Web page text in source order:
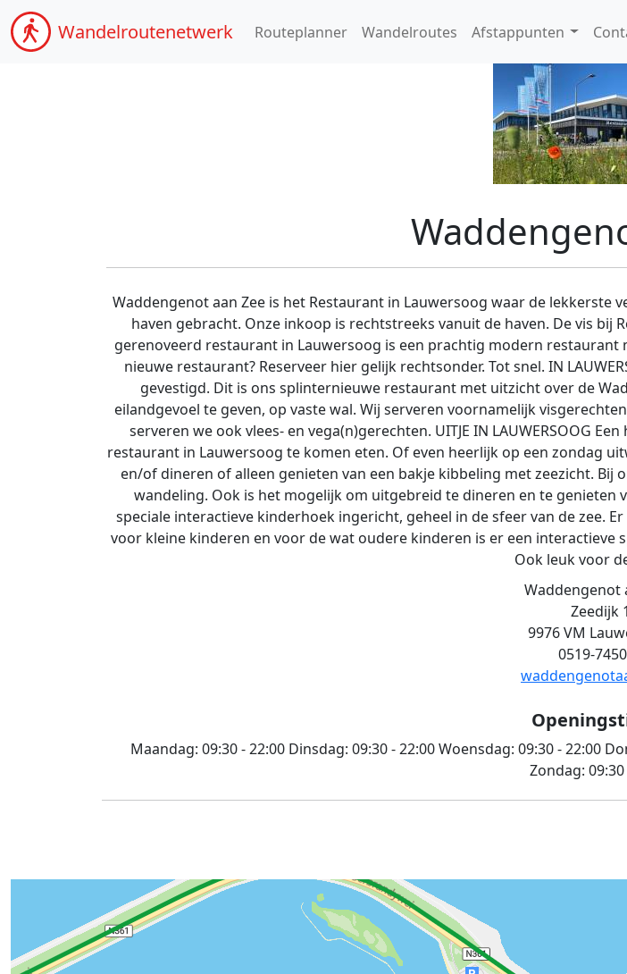
Wandelroutenetwerk Routeplanner Wandelroutes Afstappunten
Waddengenot aan Zee is het Restaurant in Lauwersoog waar de lekkerste
haven gebracht. Onze inkoop is rechtstreeks vanuit de haven. De vis bij
gerenoveerd restaurant in Lauwersoog is een prachtig modern
nieuwe restaurant? Reserveer hier gelijk rechtsonder. Tot snel. IN
gevestigd. Dit is ons splinternieuwe restaurant met uitzicht over de
eilandgevoel te geven, op vaste wal. Wij serveren voornamelijk
serveren we ook vlees- en vega(n)gerechten. UITJE IN LAUWERSOOG
restaurant in Lauwersoog te komen eten. Of even heerlijk op een zondag
en/of dineren of alleen genieten van een bakje kibbeling met zeezicht.
wandeling. Ook is het mogelijk om uitgebreid te dineren en te genieten
speciale interactieve kinderhoek ingericht, geheel in de sfeer van de zee.
voor kleine kinderen en voor de wat oudere kinderen is er een
Ook leuk voor
Waddengenot
Zeedijk 1
9976 VM
0519-
Maandag: 09:30 - 22:00 Dinsdag: 09:30 - 22:00Woensdag: 09:30 - 22:00
Zondag: